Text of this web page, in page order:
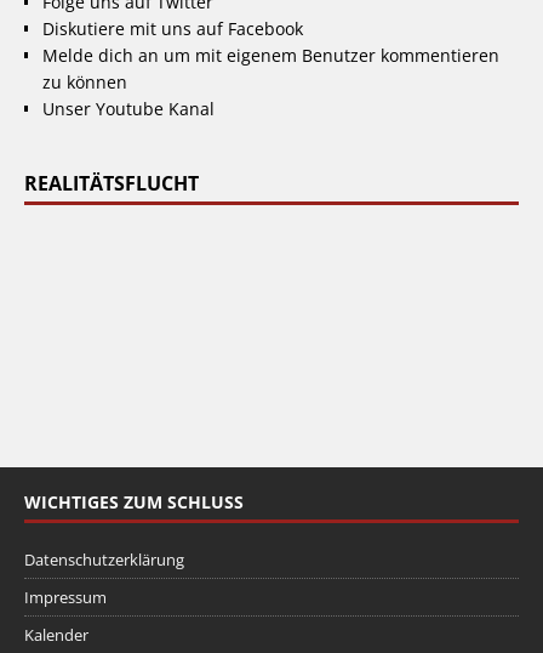
Diskutiere mit uns auf Facebook
Melde dich an um mit eigenem Benutzer kommentieren
zu können
Unser Youtube Kanal
REALITÄTSFLUCHT
WICHTIGES ZUM SCHLUSS
Datenschutzerklärung
Impressum
Kalender